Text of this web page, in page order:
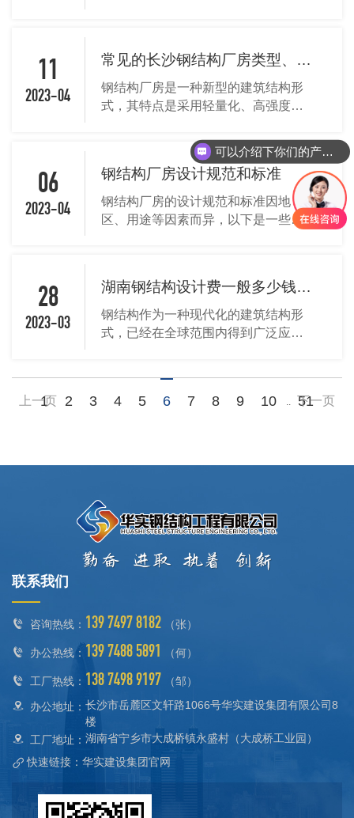
11
2023-04
常见的长沙钢结构厂房类型、厂房造价每平米多少钱？
钢结构厂房是一种新型的建筑结构形
式，其特点是采用轻量化、高强度、
大缩短建设时间和减少建筑材料的浪
费。下面是一些常见的长沙钢结构厂
房类型：...
06
2023-04
钢结构厂房设计规范和标准
钢结构厂房的设计规范和标准因地
区、用途等因素而异，以下是一些常
28
2023-03
湖南钢结构设计费一般多少钱一平方？厂房设计要点？
钢结构作为一种现代化的建筑结构形
式，已经在全球范围内得到广泛应
优点。因此，钢...
上一页
1 2 3 4 5 6 7 8 9 10 .. 51
下一页
联系我们
咨询热线： 139 7497 8182（张）
办公热线： 139 7488 5891 （何）
工厂热线： 138 7498 9197 （邹）
办公地址： 长沙市岳麓区文轩路1066号华实建设集团有限公司8
楼
工厂地址： 湖南省宁乡市大成桥镇永盛村（大成桥工业园）
快速链接：华实建设集团官网
可以介绍下你们的产品么